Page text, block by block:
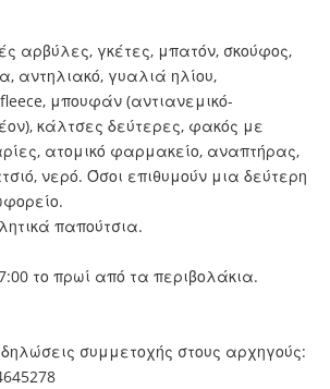
αρβύλες, γκέτες, μπατόν, σκούφος,
αντηλιακό, γυαλιά ηλίου,
μπουφάν (αντιανεμικό-
κάλτσες δεύτερες, φακός με
ατομικό φαρμακείο, αναπτήρας,
νερό. Όσοι επιθυμούν μια δεύτερη
παπούτσια.
το πρωί από τα περιβολάκια.
συμμετοχής στους αρχηγούς: